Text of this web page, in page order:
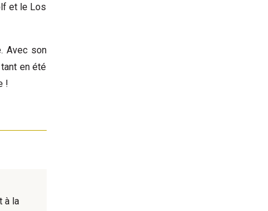
et le Los
Avec son
en été
!
à la